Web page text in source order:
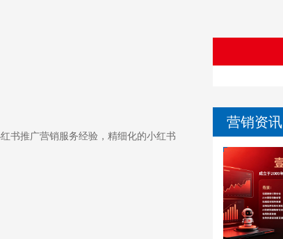
书推广营销服务经验，精细化的小红书
营销资讯